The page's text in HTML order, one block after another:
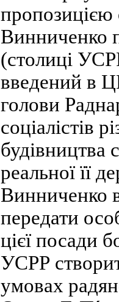
пропозицією
Винниченко
(столиці
введений в
голови
соціалістів
будівництва
реальної її
Винниченко
передати
цієї посади
УСРР
умовах